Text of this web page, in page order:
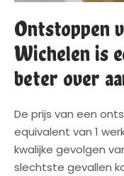
Ontstoppen
Wichelen is
beter over
De prijs van een
equivalent van 1
kwalijke gevolgen
slechtste gevallen